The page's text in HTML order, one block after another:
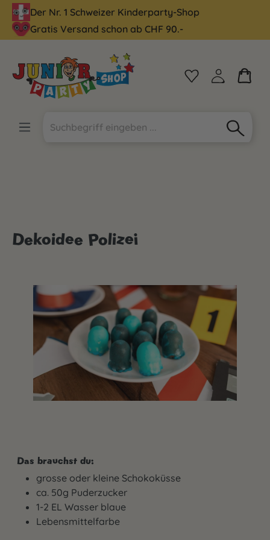
springen
Der Nr. 1 Schweizer Kinderparty-Shop
Gratis Versand schon ab CHF 90.-
Dekoidee Polizei
Das brauchst du:
grosse oder kleine Schokoküsse
ca. 50g Puderzucker
1-2 EL Wasser blaue
Lebensmittelfarbe